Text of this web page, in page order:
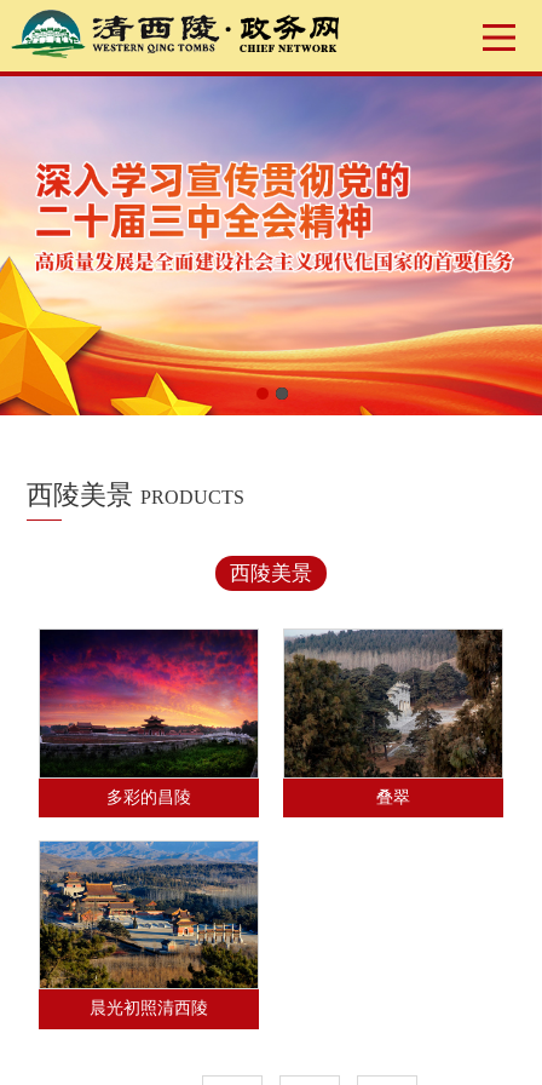
西陵美景PRODUCTS
西陵美景
多彩的昌陵 叠翠
晨光初照清西陵